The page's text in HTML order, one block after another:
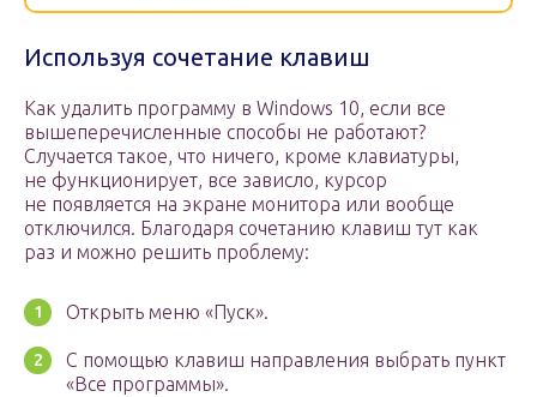
Используя сочетание клавиш
Как удалить программу в Windows 10, если все
вышеперечисленные способы не работают?
Случается такое, что ничего, кроме клавиатуры,
не функционирует, все зависло, курсор
не появляется на экране монитора или вообще
отключился. Благодаря сочетанию клавиш тут как
раз и можно решить проблему:
Открыть меню «Пуск».
С помощью клавиш направления выбрать пункт
«Все программы».